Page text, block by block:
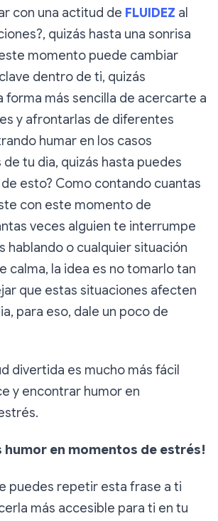
con una actitud de FLUIDEZ al
quizás hasta una sonrisa
momento puede cambiar
dentro de ti, quizás
forma más sencilla de acercarte a
y afrontarlas de diferentes
humar en los casos
tu dia, quizás hasta puedes
esto? Como contando cuantas
con este momento de
veces alguien te interrumpe
hablando o cualquier situación
calma, la idea es no tomarlo tan
que estas situaciones afecten
para eso, dale un poco de
divertida es mucho más fácil
y encontrar humor en
humor en momentos de estrés!
puedes repetir esta frase a ti
más accesible para ti en tu